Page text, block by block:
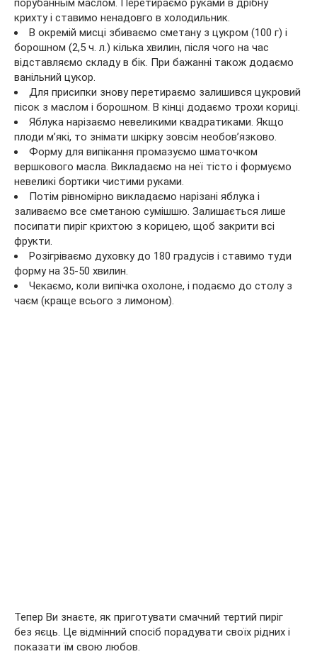
порубанным маслом. Перетираємо руками в дрібну
крихту і ставимо ненадовго в холодильник.
В окремій мисці збиваємо сметану з цукром (100 г) і
борошном (2,5 ч. л.) кілька хвилин, після чого на час
відставляємо складу в бік. При бажанні також додаємо
ванільний цукор.
Для присипки знову перетираємо залишився цукровий
пісок з маслом і борошном. В кінці додаємо трохи кориці.
Яблука нарізаємо невеликими квадратиками. Якщо
плоди м’які, то знімати шкірку зовсім необов’язково.
Форму для випікання промазуємо шматочком
вершкового масла. Викладаємо на неї тісто і формуємо
невеликі бортики чистими руками.
Потім рівномірно викладаємо нарізані яблука і
заливаємо все сметаною сумішшю. Залишається лише
посипати пиріг крихтою з корицею, щоб закрити всі
фрукти.
Розігріваємо духовку до 180 градусів і ставимо туди
форму на 35-50 хвилин.
Чекаємо, коли випічка охолоне, і подаємо до столу з
чаєм (краще всього з лимоном).
Тепер Ви знаєте, як приготувати смачний тертий пиріг
без яєць. Це відмінний спосіб порадувати своїх рідних і
показати їм свою любов.